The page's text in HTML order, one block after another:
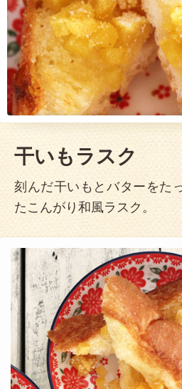
干いもラスク
刻んだ干いもとバターをた
たこんがり和風ラスク。